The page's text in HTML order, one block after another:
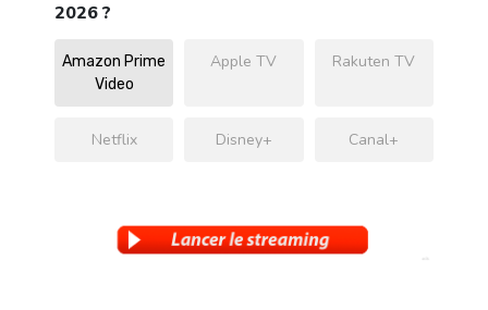
2026 ?
Amazon Prime
Video
Apple TV Rakuten TV
Netflix Disney+ Canal+